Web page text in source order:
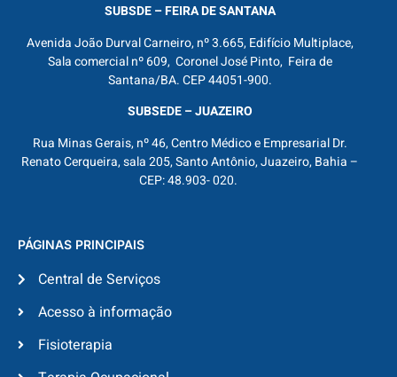
SUBSDE – FEIRA DE SANTANA
Avenida João Durval Carneiro, nº 3.665, Edifício Multiplace,
Sala comercial nº 609, Coronel José Pinto, Feira de
Santana/BA. CEP 44051-900.
SUBSEDE – JUAZEIRO
Rua Minas Gerais, nº 46, Centro Médico e Empresarial Dr.
Renato Cerqueira, sala 205, Santo Antônio, Juazeiro, Bahia –
CEP: 48.903- 020.
PÁGINAS PRINCIPAIS
Central de Serviços
Acesso à informação
Fisioterapia